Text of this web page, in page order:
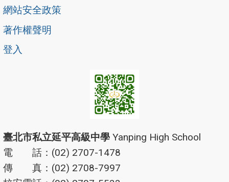
網站安全政策
著作權聲明
登入
臺北市私立延平高級中學 Yanping High School
電 話：(02) 2707-1478
傳 真：(02) 2708-7997